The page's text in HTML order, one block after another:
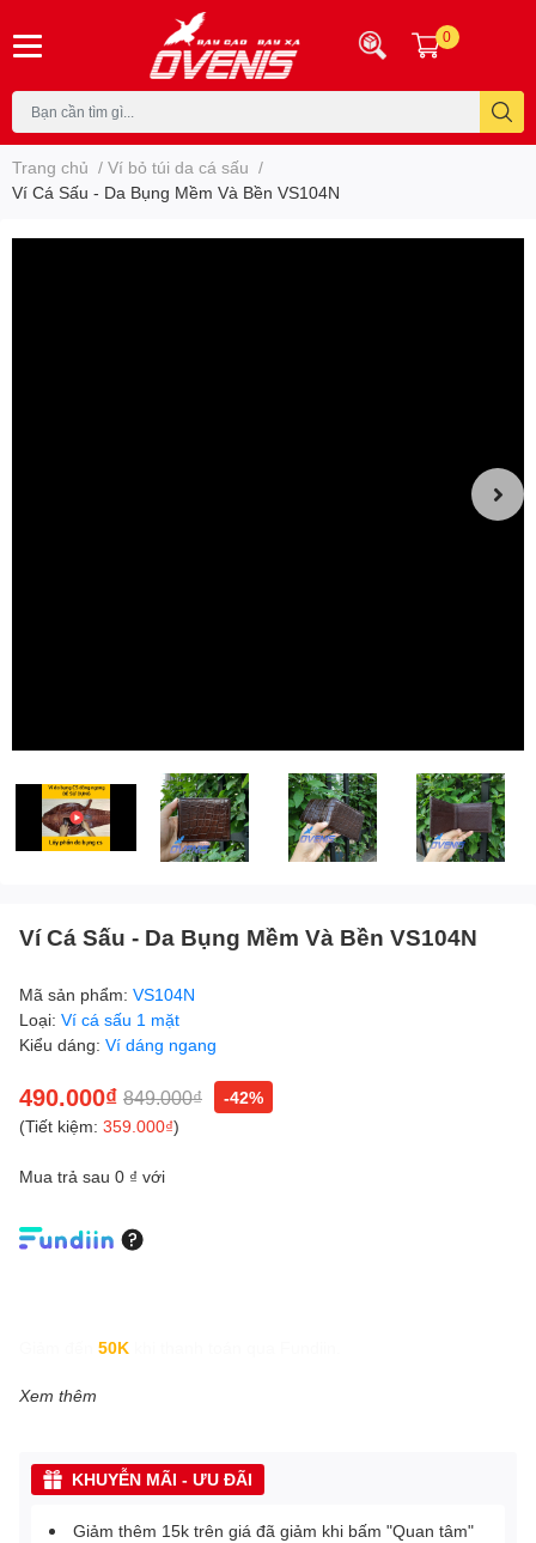
0
Trang chủ / Ví bỏ túi da cá sấu /
Ví Cá Sấu - Da Bụng Mềm Và Bền VS104N
Ví Cá Sấu - Da Bụng Mềm Và Bền VS104N
Mã sản phẩm: VS104N
Loại: Ví cá sấu 1 mặt
Kiểu dáng: Ví dáng ngang
490.000₫ 849.000₫
-42%
(Tiết kiệm: 359.000₫)
Mua trả sau 0 ₫ với
50K
Xem thêm
KHUYỄN MÃI - ƯU ĐÃI
Giảm thêm 15k trên giá đã giảm khi bấm "Quan tâm"